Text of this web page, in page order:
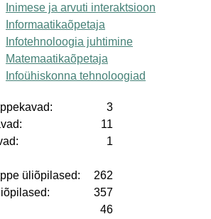
Inimese ja arvuti interaktsioon
Informaatikaõpetaja
Infotehnoloogia juhtimine
Matemaatikaõpetaja
Infoühiskonna tehnoloogiad
3
11
1
üliõpilased:
262
357
46